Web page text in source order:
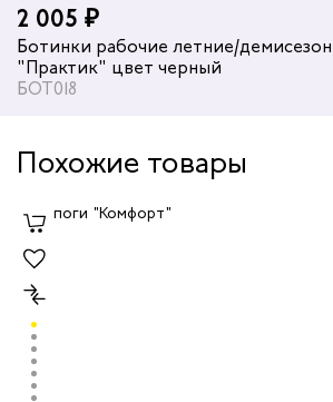
2 005 ₽
Ботинки рабочие летние/
"Практик" цвет черный
БОТ018
Похожие товары